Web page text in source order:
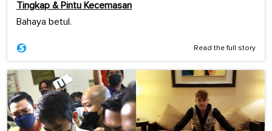
Tingkap & Pintu Kecemasan
Bahaya betul.
Read the full story